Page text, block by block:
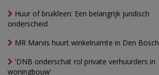
Huur of bruikleen: Een belangrijk juridisch
onderscheid
MR Marvis huurt winkelruimte in Den Bosch
'DNB onderschat rol private verhuurders in
woningbouw'